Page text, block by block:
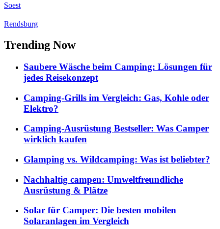
Soest
Rendsburg
Trending Now
Saubere Wäsche beim Camping: Lösungen für
jedes Reisekonzept
Camping-Grills im Vergleich: Gas, Kohle oder
Elektro?
Camping-Ausrüstung Bestseller: Was Camper
wirklich kaufen
Glamping vs. Wildcamping: Was ist beliebter?
Nachhaltig campen: Umweltfreundliche
Ausrüstung & Plätze
Solar für Camper: Die besten mobilen
Solaranlagen im Vergleich